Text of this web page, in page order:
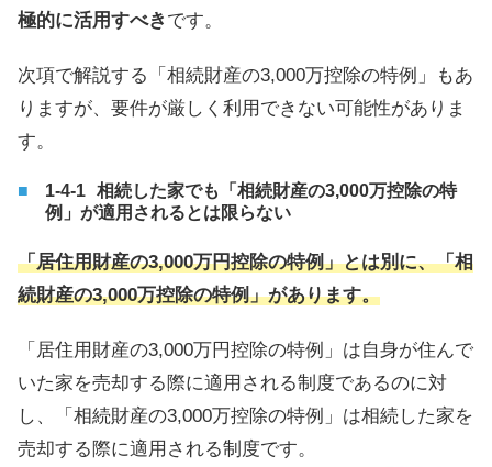
極的に活用すべき です。
次項で解説する「相続財産の3,000万控除の特例」もあ
りますが、要件が厳しく利用できない可能性がありま
す。
相続した家でも「相続財産の3,000万控除の特
例」が適用されるとは限らない
「居住用財産の3,000万円控除の特例」とは別に、「相
続財産の3,000万控除の特例」があります。
「居住用財産の3,000万円控除の特例」は自身が住んで
いた家を売却する際に適用される制度であるのに対
し、「相続財産の3,000万控除の特例」は相続した家を
売却する際に適用される制度です。